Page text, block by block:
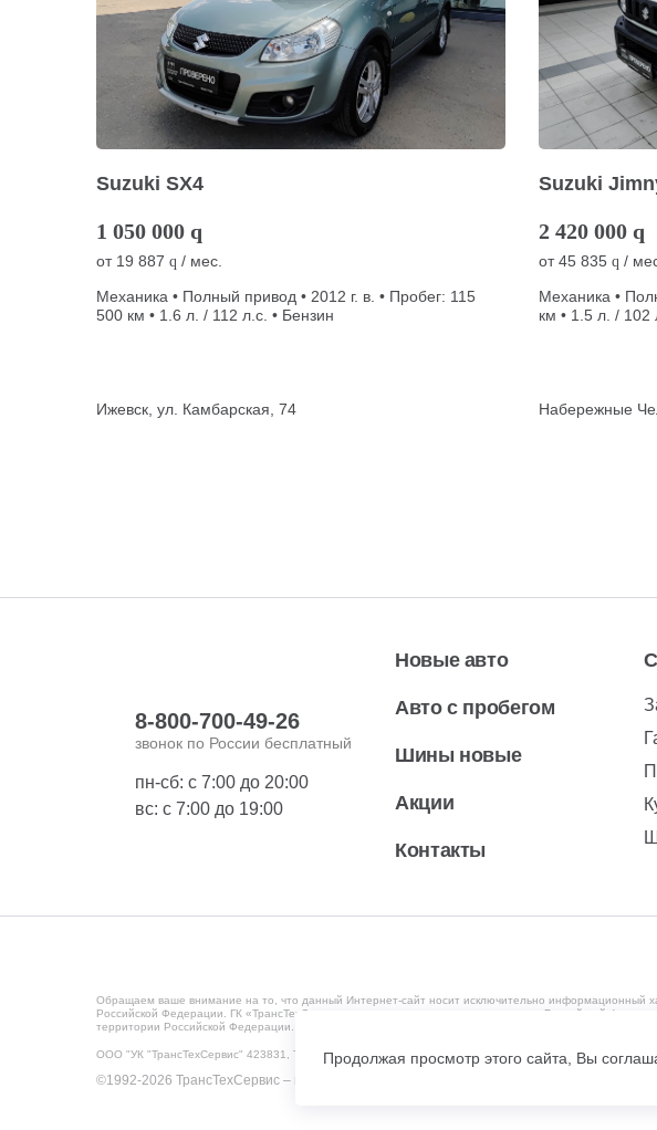
Suzuki SX4
1 050 000 q
от 19 887 q / мес.
Механика • Полный привод • 2012 г. в. • Пробег: 115
500 км • 1.6 л. / 112 л.с. • Бензин
Ижевск, ул. Камбарская, 74
Suzuki
2 420 000 q
от45 835 q /
Механика •
км • 1.5 л. / 102
Набережные
8-800-700-49-26
звонок по России бесплатный
пн-сб: с 7:00 до 20:00
вс: с 7:00 до 19:00
Новые авто
Авто с пробегом
Шины новые
Акции
Контакты
Обращаем ваше внимание на то, что данный Интернет-сайт носит исключительно информационный
Российской Федерации. ГК «ТрансТехСервис» ведет деятельность на территории Российской
территории Российской Федерации. Мониторинг потребительского поведения субъектов
ООО "УК "ТрансТехСервис" 423831, Татарстан Респ, Набережные Челны г, Чулман пр-кт, дом №111,
©1992-2026 ТрансТехСервис – продажа и обслуживание автомобилей.
Продолжая просмотр этого сайта, Вы